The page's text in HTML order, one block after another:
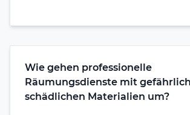
Wie gehen professionelle
Räumungsdienste mit
schädlichen Materialien um?